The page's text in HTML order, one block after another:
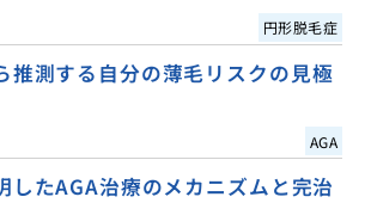
円形脱毛症
推測する自分の薄毛リスクの見極
AGA
したAGA治療のメカニズムと完治